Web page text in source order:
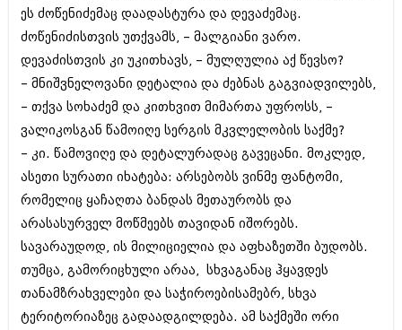
ეს ძოწენიძემაც დაადასტურა და დევაძემაც.
ძოწენიძისთვის უთქვამს, – მალგიანი ვარო.
დევაძისთვის კი უკითხავს, – მულღულია აქ წევსო?
– მნიშვნელოვანი დეტალია და ძებნას გაგვიადვილებს,
– თქვა სოხაძემ და კითხვით მიმართა უფროსს, –
ვალიკოსგან წამოიღე სერგის მკვლელობის საქმე?
– კი. წამოვიღე და დეტალურადაც გავეცანი. მოკლედ,
ასეთი სურათი იხატება: არსებობს ვინმე ფანტომი,
რომელიც ყაჩაღთა ბანდას მეთაურობს და
არასასურველ მოწმეებს თავიდან იშორებს.
სავარაუდოდ, ის მილიციელია და აფხაზეთში ბუდობს.
თუმცა, გამორიცხული არაა, სხვაგანაც ჰყავდეს
თანამზრახველები და საჭიროებისამებრ, სხვა
ტერიტორიაზეც გადაადგილდება. ამ საქმეში ორი